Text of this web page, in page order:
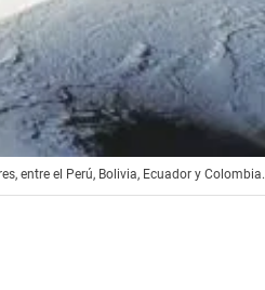
entre el Perú, Bolivia, Ecuador y Colombia.